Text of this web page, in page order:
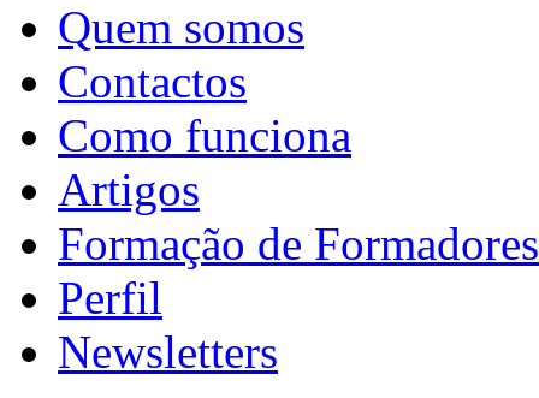
Quem somos
Contactos
Como funciona
Artigos
Formação de Formadores
Perfil
Newsletters